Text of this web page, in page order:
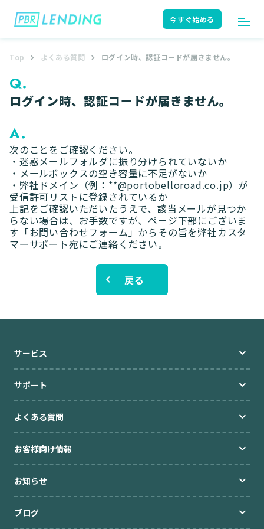
今すぐ始める
サポート よくある質問
お知らせ ニュースリリース
ご利用中のお客様
企業情報 キャリア採用 規約・ポリシー お問い合わせ
Top よくある質問 ログイン時、認証コードが届きません。
Q.
ログイン時、認証コードが届きません。
A.
次のことをご確認ください。
・迷惑メールフォルダに振り分けられていないか
・メールボックスの空き容量に不足がないか
・弊社ドメイン（例：**@portobelloroad.co.jp）が
受信許可リストに登録されているか
上記をご確認いただいたうえで、該当メールが見つか
らない場合は、お手数ですが、ページ下部にございま
す「お問い合わせフォーム」からその旨を弊社カスタ
マーサポート宛にご連絡ください。
戻る
サービス
サポート
よくある質問
お客様向け情報
お知らせ
ブログ